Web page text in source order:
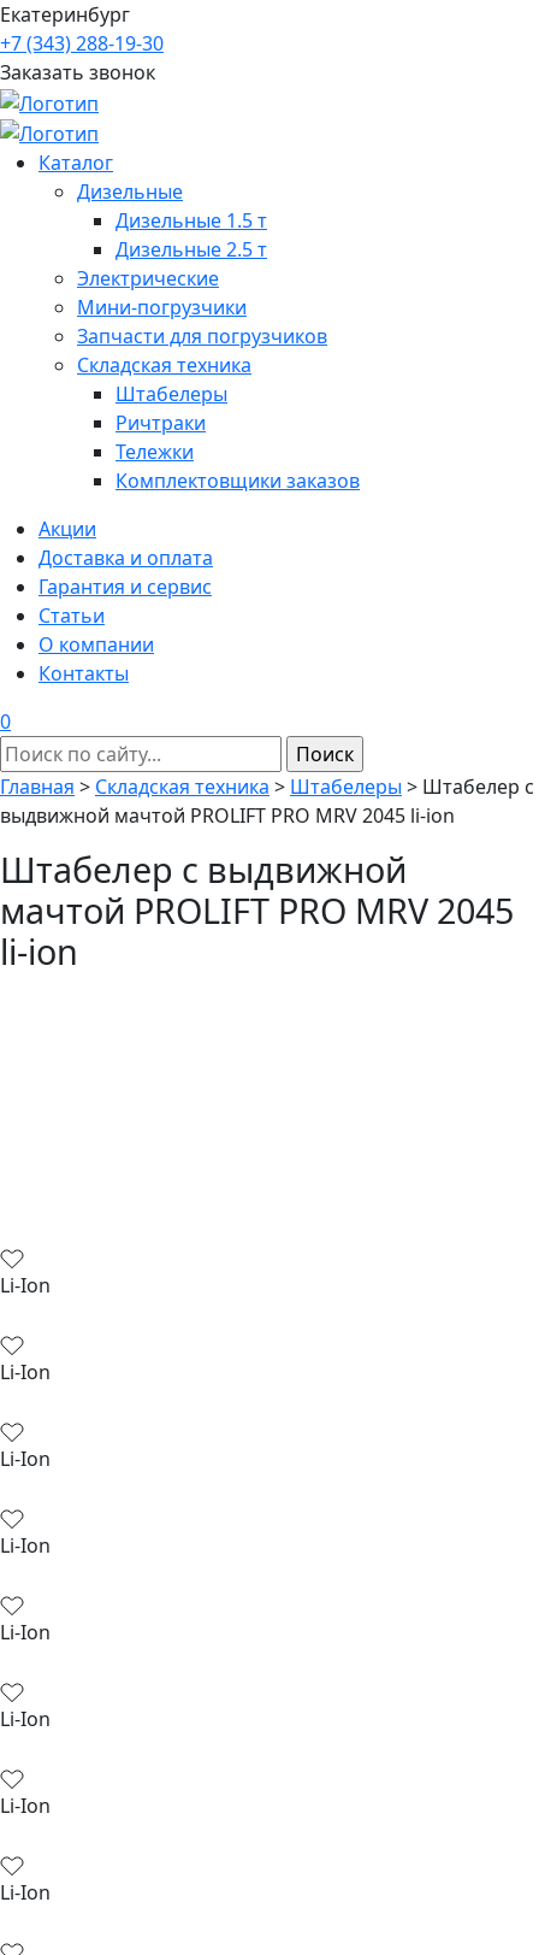
Екатеринбург
+7 (343) 288-19-30
Заказать звонок
Каталог
Дизельные
Дизельные 1.5 т
Дизельные 2.5 т
Электрические
Мини-погрузчики
Запчасти для погрузчиков
Складская техника
Штабелеры
Ричтраки
Тележки
Комплектовщики заказов
Акции
Доставка и оплата
Гарантия и сервис
Статьи
О компании
Контакты
0
Главная > Складская техника > Штабелеры > Штабелер с
выдвижной мачтой PROLIFT PRO MRV 2045 li-ion
Штабелер с выдвижной
мачтой PROLIFT PRO MRV 2045
li-ion
Li-Ion
Li-Ion
Li-Ion
Li-Ion
Li-Ion
Li-Ion
Li-Ion
Li-Ion